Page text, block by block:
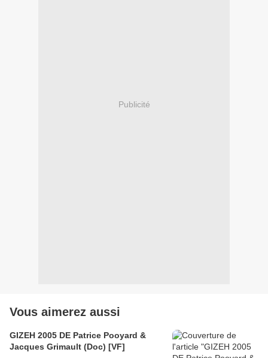
Publicité
Vous aimerez aussi
GIZEH 2005 DE Patrice Pooyard &
Jacques Grimault (Doc) [VF]